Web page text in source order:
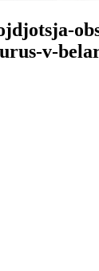
v-